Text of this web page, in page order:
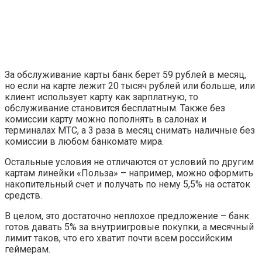
За обслуживание карты банк берет 59 рублей в месяц,
но если на карте лежит 20 тысяч рублей или больше, или
клиент использует карту как зарплатную, то
обслуживание становится бесплатным. Также без
комиссии карту можно пополнять в салонах и
терминалах МТС, а 3 раза в месяц снимать наличные без
комиссии в любом банкомате мира.
Остальные условия не отличаются от условий по другим
картам линейки «Польза» – например, можно оформить
накопительный счет и получать по нему 5,5% на остаток
средств.
В целом, это достаточно неплохое предложение – банк
готов давать 5% за внутриигровые покупки, а месячный
лимит таков, что его хватит почти всем российским
геймерам.